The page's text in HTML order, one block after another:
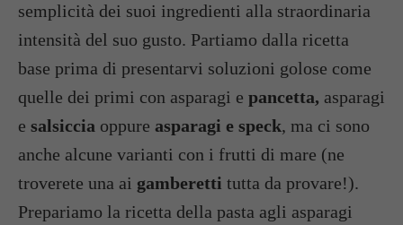
semplicità dei suoi ingredienti alla straordinaria
intensità del suo gusto. Partiamo dalla ricetta
base prima di presentarvi soluzioni golose come
quelle dei primi con asparagi e pancetta, asparagi
e salsiccia oppure asparagi e speck, ma ci sono
anche alcune varianti con i frutti di mare (ne
troverete una ai gamberetti tutta da provare!).
Prepariamo la ricetta della pasta agli asparagi